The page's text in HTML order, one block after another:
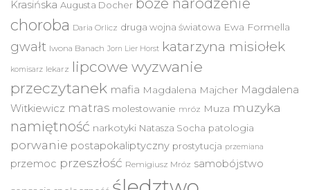
Krasińska Augusta Docher
choroba Daria Orlicz druga wojna światowa Ewa Formella
gwałt Iwona Banach Jorn Lier Horst katarzyna misiołek
komisarz lekarz lipcowe wyzwanie
przeczytanek mafia Magdalena Majcher Magdalena
Witkiewicz matras molestowanie mróz Muza muzyka
namiętność narkotyki Natasza Socha patologia
porwanie postapokaliptyczny prostytucja przemiana
przemoc przeszłość Remigiusz Mróz samobójstwo